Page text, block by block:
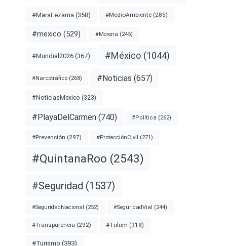
#MaraLezama (358) #MedioAmbiente (285)
#mexico (529) #Morena (245)
#Mundial2026 (367) #México (1044)
#Narcotráfico (268) #Noticias (657)
#NoticiasMexico (323)
#PlayaDelCarmen (740) #Política (262)
#Prevención (297) #ProtecciónCivil (271)
#QuintanaRoo (2543)
#Seguridad (1537)
#SeguridadNacional (252) #SeguridadVial (244)
#Transparencia (292) #Tulum (318)
#Turismo (393)